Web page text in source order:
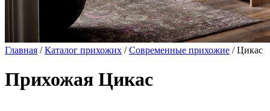
Главная /Каталог прихожих /Современные прихожие / Цикас
Прихожая Цикас